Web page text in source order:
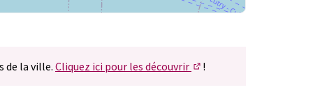
de la ville. Cliquez ici pour les découvrir
!